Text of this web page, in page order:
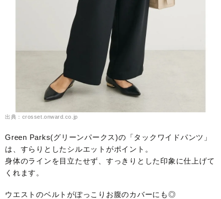
出典：crosset.onward.co.jp
Green Parks(グリーンパークス)の「タックワイドパンツ」
は、すらりとしたシルエットがポイント。
身体のラインを目立たせず、すっきりとした印象に仕上げて
くれます。
ウエストのベルトがぽっこりお腹のカバーにも◎